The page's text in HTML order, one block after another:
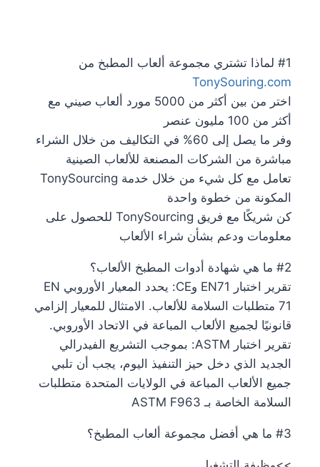
#1 لماذا تشتري مجموعة ألعاب المطبخ من
TonySouring.com
اختر من بين أكثر من 5000 مورد ألعاب صيني مع
أكثر من 100 مليون عنصر
وفر ما يصل إلى 60% في التكاليف من خلال الشراء
مباشرة من الشركات المصنعة للألعاب الصينية
تعامل مع كل شيء من خلال خدمة TonySourcing
المكونة من خطوة واحدة
كن شريكًا مع فريق TonySourcing للحصول على
معلومات ودعم بشأن شراء الألعاب
#2 ما هي شهادة أدوات المطبخ الألعاب؟
تقرير اختبار EN71 وCE: يحدد المعيار الأوروبي EN
71 متطلبات السلامة للألعاب. الامتثال للمعيار إلزامي
قانونيًا لجميع الألعاب المباعة في الاتحاد الأوروبي.
تقرير اختبار ASTM: بموجب التشريع الفيدرالي
الجديد الذي دخل حيز التنفيذ اليوم، يجب أن تلبي
جميع الألعاب المباعة في الولايات المتحدة متطلبات
السلامة الخاصة بـ ASTM F963
#3 ما هي أفضل مجموعة ألعاب المطبخ؟